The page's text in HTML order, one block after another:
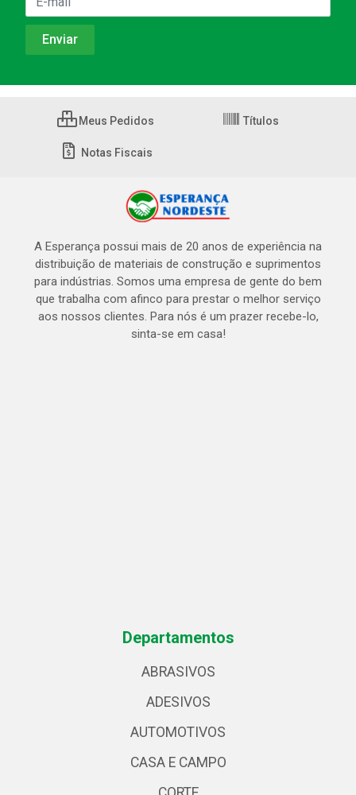
Meus Pedidos Títulos
Notas Fiscais
A Esperança possui mais de 20 anos de experiência na
distribuição de materiais de construção e suprimentos
para indústrias. Somos uma empresa de gente do bem
que trabalha com afinco para prestar o melhor serviço
aos nossos clientes. Para nós é um prazer recebe-lo,
sinta-se em casa!
Departamentos
ABRASIVOS
ADESIVOS
AUTOMOTIVOS
CASA E CAMPO